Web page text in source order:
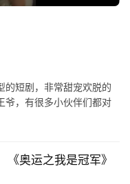
的短剧，非常甜宠欢脱的
爷，有很多小伙伴们都对
奥运之我是冠军》